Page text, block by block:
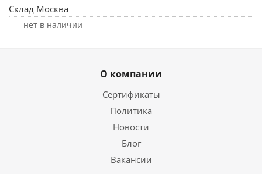
Склад Москва
Нет в наличии
О компании
Сертификаты
Политика
Новости
Блог
Вакансии